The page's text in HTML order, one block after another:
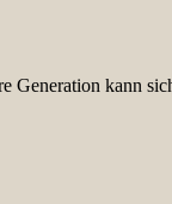
Generation kann